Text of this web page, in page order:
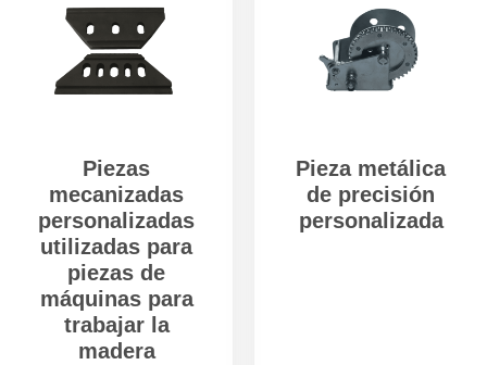
Piezas
mecanizadas
personalizadas
utilizadas para
piezas de
máquinas para
trabajar la
madera
Pieza metálica
de precisión
personalizada